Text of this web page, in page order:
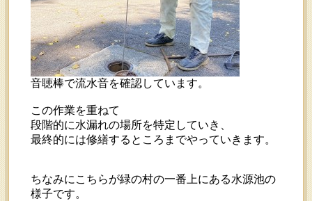
音聴棒で流水音を確認しています。
この作業を重ねて
段階的に水漏れの場所を特定していき、
最終的には修繕するところまでやっていきます。
ちなみにこちらが緑の村の一番上にある水源池の
様子です。